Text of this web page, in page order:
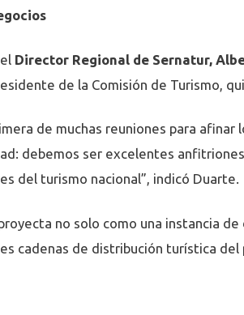
Director Regional de Sernatur,
de la Comisión de Turismo,
de muchas reuniones para
debemos ser excelentes
del turismo nacional”, indicó Duarte.
no solo como una instancia
cadenas de distribución turística